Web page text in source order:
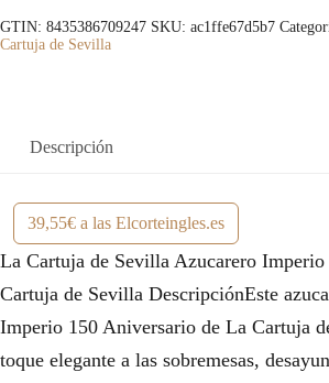
GTIN: 8435386709247 SKU: ac1ffe67d5b7
Cartuja de Sevilla
Descripción
39,55€ a las Elcorteingles.es
La Cartuja de Sevilla Azucarero
Cartuja de Sevilla DescripciónEste
Imperio 150 Aniversario de La Cartuja
toque elegante a las sobremesas,